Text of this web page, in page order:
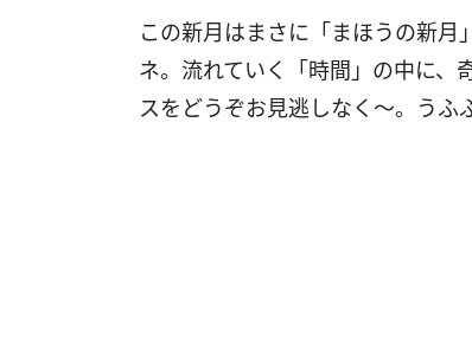
この新月はまさに「まほうの新
ネ。流れていく「時間」の中に、
スをどうぞお見逃しなく〜。うふ